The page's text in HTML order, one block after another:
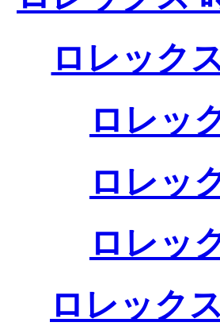
ロレック
ロレッ
ロレッ
ロレッ
ロレック